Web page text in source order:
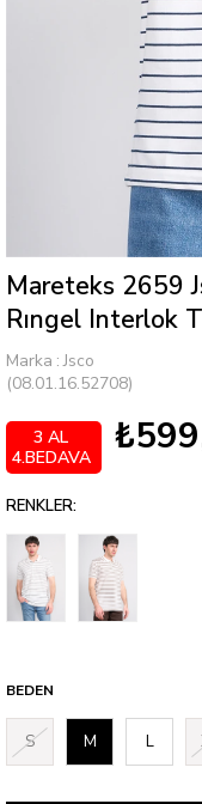
Mareteks 2659
Rıngel Interlok
Marka : Jsco
(08.01.16.52708)
3 AL
4.BEDAVA
RENKLER:
BEDEN
S M L